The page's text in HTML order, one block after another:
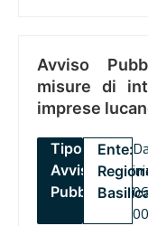
Avviso
misure di
imprese
Tipo:
Avviso
Pubblico
Ente: